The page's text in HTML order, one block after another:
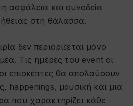
ασφάλεια και συνοδεία
στη θάλασσα.
δεν περιορίζεται μόνο
Τις ημέρες του event οι
επισκέπτες θα απολαύσουν
happenings, μουσική και μια
που χαρακτηρίζει κάθε